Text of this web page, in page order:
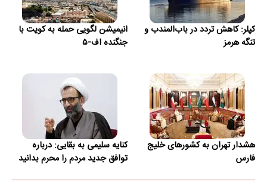
کپلر: کاهش تردد در باب‌المندب و
تنگه هرمز
انیمیشن لگویی حمله به کویت با
جنگنده اف-۵
هشدار تهران به کشورهای خلیج
فارس
کنایه سلیمی به بقایی: درباره
توافق جدید مردم را محرم بدانید